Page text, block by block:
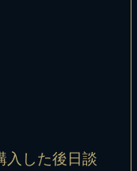
入した後日談